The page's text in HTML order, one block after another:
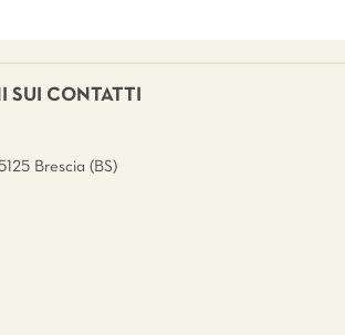
SUI CONTATTI
Brescia (BS)